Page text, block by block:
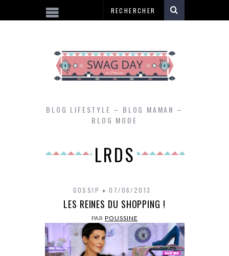
BLOG LIFESTYLE – BLOG MAMAN –
BLOG MODE
LRDS
GOSSIP 07/06/2013
LES REINES DU SHOPPING !
PARPOUSSINE